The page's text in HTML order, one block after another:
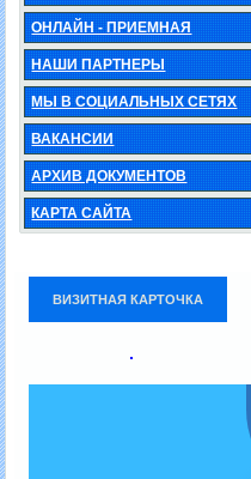
ОНЛАЙН - ПРИЕМНАЯ
НАШИ ПАРТНЕРЫ
МЫ В СОЦИАЛЬНЫХ СЕТЯХ
ВАКАНСИИ
АРХИВ ДОКУМЕНТОВ
КАРТА САЙТА
ВИЗИТНАЯ КАРТОЧКА
.